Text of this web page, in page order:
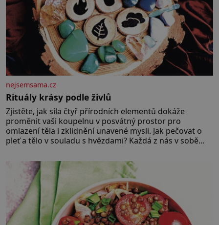
nejsemsama.cz
Rituály krásy podle živlů
Zjistěte, jak síla čtyř přírodních elementů dokáže
proměnit vaši koupelnu v posvátný prostor pro
omlazení těla i zklidnění unavené mysli. Jak pečovat o
pleť a tělo v souladu s hvězdami? Každá z nás v sobě
povaze, ale i v potřebách naší pokožky. Ohnivá znamení
Ženy narozené ve znamení Berana, Lva a Střelce v sobě
nesou žár, odvahu a neutuchající elán. Vaše